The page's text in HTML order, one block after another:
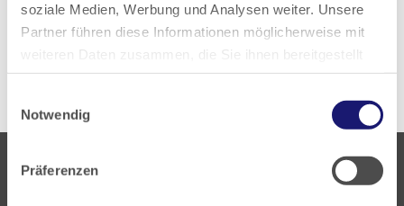
soziale Medien, Werbung und Analysen weiter. Unsere
Partner führen diese Informationen möglicherweise mit
weiteren Daten zusammen, die Sie ihnen bereitgestellt
haben oder die sie im Rahmen Ihrer Nutzung der Dienste
Notwendig
Präferenzen